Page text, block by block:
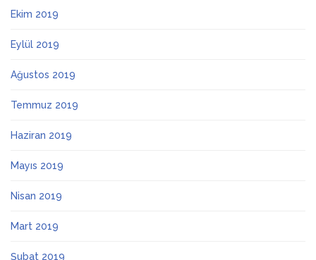
Ekim 2019
Eylül 2019
Ağustos 2019
Temmuz 2019
Haziran 2019
Mayıs 2019
Nisan 2019
Mart 2019
Şubat 2019